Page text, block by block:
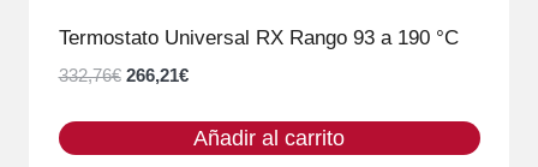
Termostato Universal RX Rango 93 a 190 °C
332,76€ El
era:
266,21€El
actual
es:
Añadir al carrito